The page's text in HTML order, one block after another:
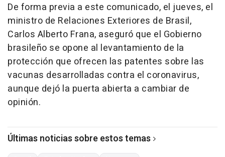
De forma previa a este comunicado, el jueves, el
ministro de Relaciones Exteriores de Brasil,
Carlos Alberto Frana, aseguró que el Gobierno
brasileño se opone al levantamiento de la
protección que ofrecen las patentes sobre las
vacunas desarrolladas contra el coronavirus,
aunque dejó la puerta abierta a cambiar de
opinión.
Últimas noticias sobre estos temas